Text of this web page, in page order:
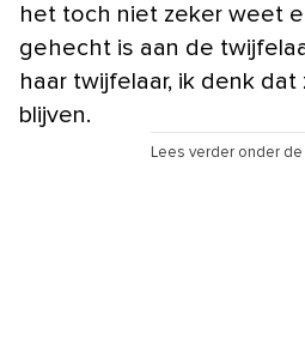
het toch niet zeker weet
gehecht is aan de
haar twijfelaar, ik denk
blijven.
Lees verder onder